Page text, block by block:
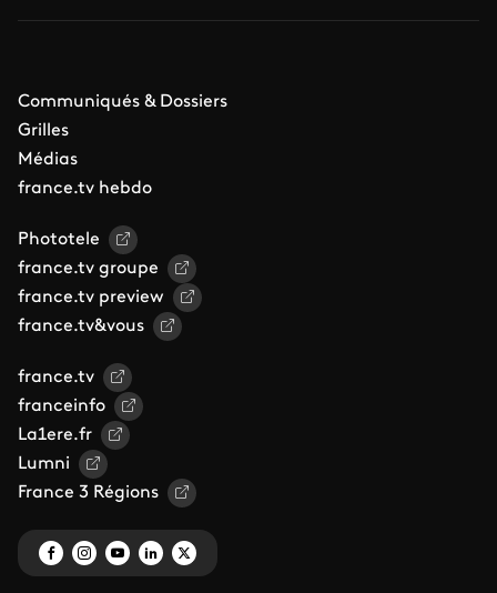
Communiqués & Dossiers
Grilles
Médias
france.tv hebdo
Phototele
france.tv groupe
france.tv preview
france.tv&vous
france.tv
franceinfo
La1ere.fr
Lumni
France 3 Régions